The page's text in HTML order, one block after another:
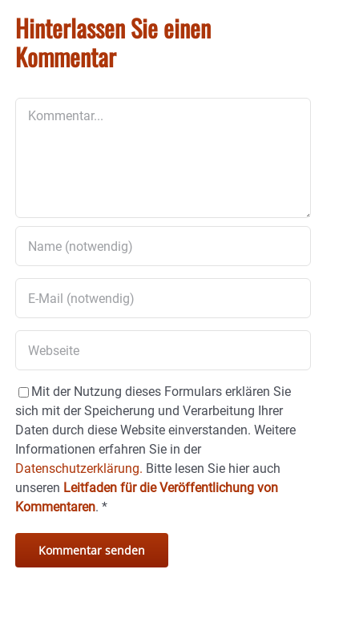
Hinterlassen Sie einen
Kommentar
Mit der Nutzung dieses Formulars erklären Sie
sich mit der Speicherung und Verarbeitung Ihrer
Daten durch diese Website einverstanden. Weitere
Informationen erfahren Sie in der
Datenschutzerklärung. Bitte lesen Sie hier auch
unseren Leitfaden für die Veröffentlichung von
Kommentaren. *